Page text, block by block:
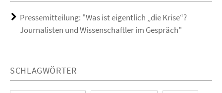
Pressemitteilung: "Was ist eigentlich „die Krise“?
Journalisten und Wissenschaftler im Gespräch"
SCHLAGWÖRTER